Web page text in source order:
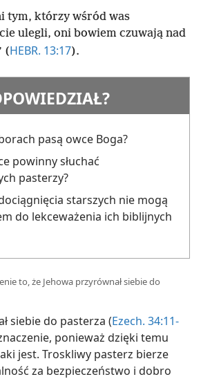
tym, którzy wśród was
ulegli, oni bowiem czuwają nad
(HEBR. 13:17).
pasą owce Boga?
powinny słuchać
pasterzy?
starszych nie mogą
do lekceważenia ich biblijnych
to, że Jehowa przyrównał siebie do
siebie do pasterza (Ezech. 34:11-
ponieważ dzięki temu
jest. Troskliwy pasterz bierze
za bezpieczeństwo i dobro